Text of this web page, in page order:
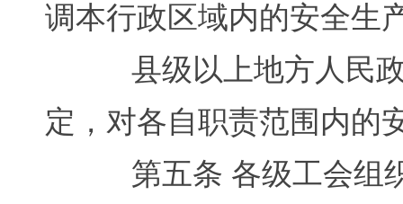
调本行政区域内的安全生
县级以上地方人民政
定，对各自职责范围内的
第五条 各级工会组织